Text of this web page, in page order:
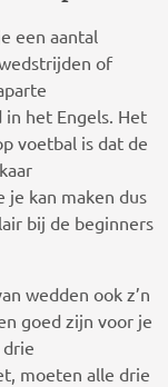
een aantal
of
het Engels. Het
voetbal is dat de
kan maken dus
bij de beginners
wedden ook z’n
goed zijn voor je
moeten alle drie